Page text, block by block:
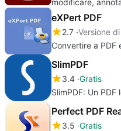
eXPert PDF
2.7 Versione
Convertire a PDF
SlimPDF
3.4 Gratis
SlimPDF: Un
Perfect PDF
3.5 Gratis